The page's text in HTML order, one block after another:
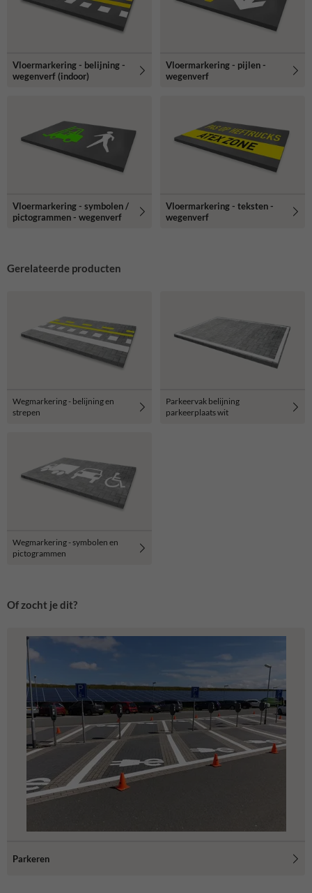
Vloermarkering - belijning -
wegenverf (indoor)
Vloermarkering - pijlen -
wegenverf
Vloermarkering - symbolen /
pictogrammen - wegenverf
Vloermarkering - teksten -
wegenverf
Gerelateerde producten
Wegmarkering - belijning en
strepen
Parkeervak belijning
parkeerplaats wit
Wegmarkering - symbolen en
pictogrammen
Of zocht je dit?
Parkeren